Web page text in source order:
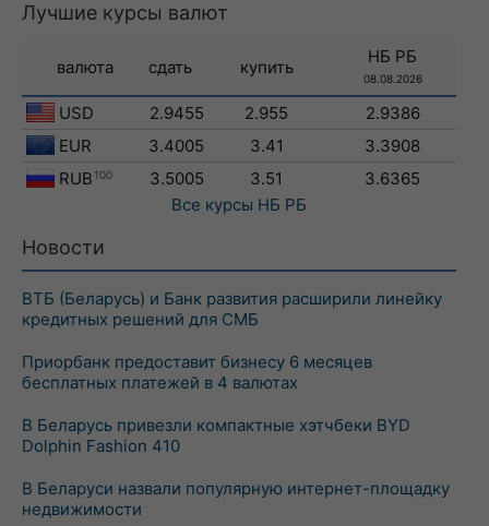
Лучшие курсы валют
валюта сдать купить
НБ РБ
08.08.2026
USD 2.9455 2.955
2.9386
EUR
3.4005 3.41
3.3908
RUB 100 3.5005 3.51
3.6365
Все курсы НБ РБ
Новости
ВТБ (Беларусь) и Банк развития расширили линейку
кредитных решений для СМБ
Приорбанк предоставит бизнесу 6 месяцев
бесплатных платежей в 4 валютах
В Беларусь привезли компактные хэтчбеки BYD
Dolphin Fashion 410
В Беларуси назвали популярную интернет-площадку
недвижимости